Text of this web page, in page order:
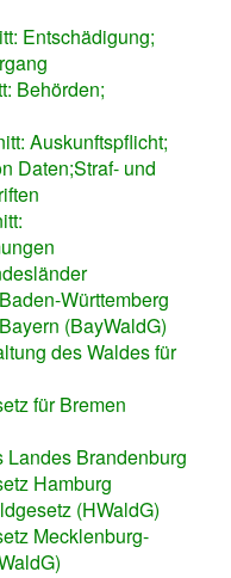
Entschädigung;
Behörden;
Auskunftspflicht;
Daten;Straf- und
Württemberg
(BayWaldG)
des Waldes für
für Bremen
Landes Brandenburg
Hamburg
(HWaldG)
Mecklenburg-